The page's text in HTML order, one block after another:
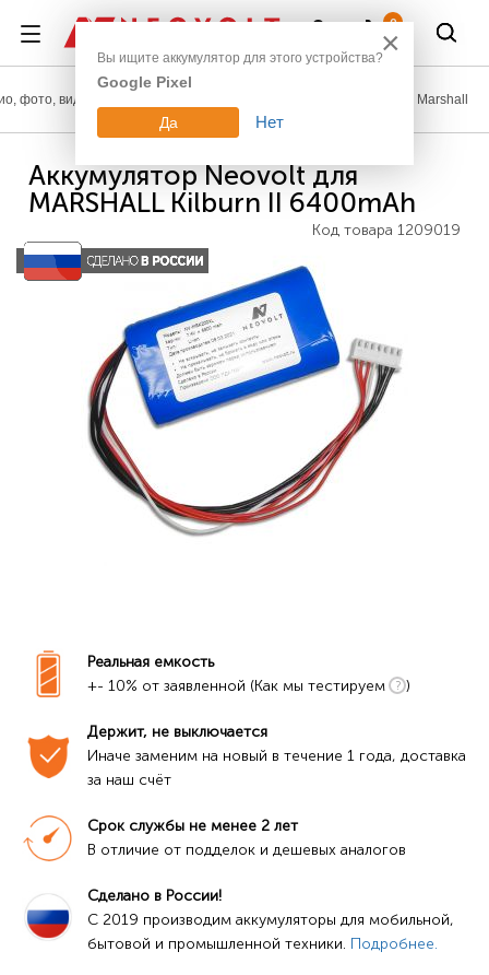
0
фото, видео Marshall
Аккумулятор Neovolt для
MARSHALL Kilburn II 6400mAh
Код товара 1209019
Реальная емкость
+- 10% от заявленной (Как мы тестируем
)
Держит, не выключается
Иначе заменим на новый в течение 1 года, доставка
за наш счёт
Срок службы не менее 2 лет
В отличие от подделок и дешевых аналогов
Сделано в России!
C 2019 производим аккумуляторы для мобильной,
бытовой и промышленной техники. Подробнее.
×
Вы ищите аккумулятор для этого устройства?
Google Pixel
Да Нет